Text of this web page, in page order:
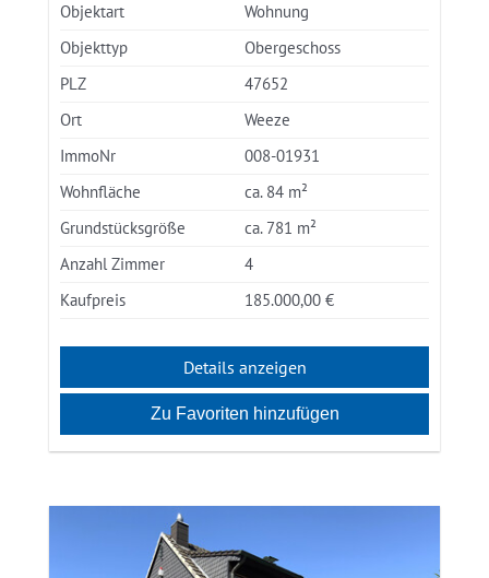
Objektart
Wohnung
Objekttyp
Obergeschoss
PLZ
47652
Ort
Weeze
ImmoNr
008-01931
Wohnfläche
ca. 84 m²
Grundstücksgröße
ca. 781 m²
Anzahl Zimmer
4
Kaufpreis
185.000,00 €
Details anzeigen
Zu Favoriten hinzufügen